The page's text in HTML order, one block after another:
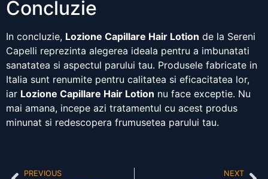
Concluzie
In concluzie, Lozione Capillare Hair Lotion de la Sereni
Capelli reprezinta alegerea ideala pentru a imbunatati
sanatatea si aspectul parului tau. Produsele fabricate in
Italia sunt renumite pentru calitatea si eficacitatea lor,
iar Lozione Capillare Hair Lotion nu face exceptie. Nu
mai amana, incepe azi tratamentul cu acest produs
minunat si redescopera frumusetea parului tau.
PREVIOUS NEXT